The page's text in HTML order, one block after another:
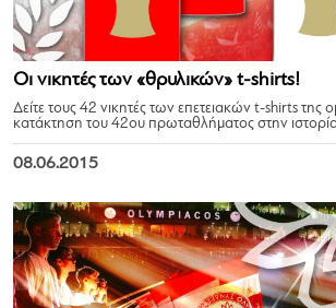
Οι νικητές των «θρυλικών» t-shirts!
Δείτε τους 42 νικητές των επετειακών t-shirts της
κατάκτηση του 42ου πρωταθλήματος στην
08.06.2015